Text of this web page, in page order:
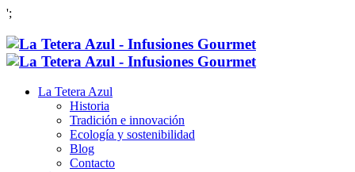
';
La Tetera Azul
Historia
Tradición e innovación
Ecología y sostenibilidad
Blog
Contacto